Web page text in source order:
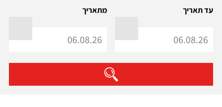
מתאריך עד תאריך